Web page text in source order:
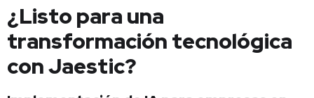
¿Listo para una
transformación tecnológica
con Jaestic?